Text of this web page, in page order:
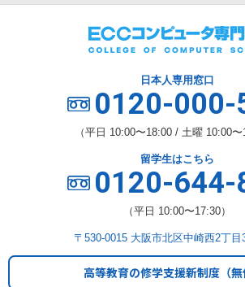
日本人専用窓口
0120-000-
（平日 10:00〜18:00 / 土曜 10:00〜
留学生はこちら
0120-644-
（平日 10:00〜17:30）
〒530-0015 大阪市北区中崎西2丁目
高等教育の修学支援新制度 （